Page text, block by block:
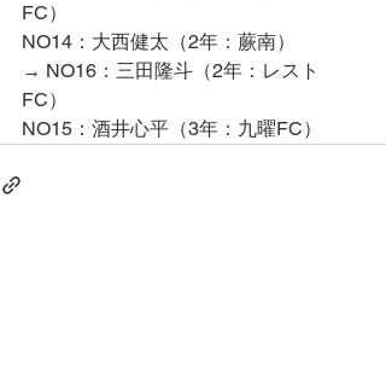
FC）
NO14：大西健太（2年：蕨南）
→ NO16：三田隆斗（2年：レスト
FC）
NO15：酒井心平（3年：九曜FC）